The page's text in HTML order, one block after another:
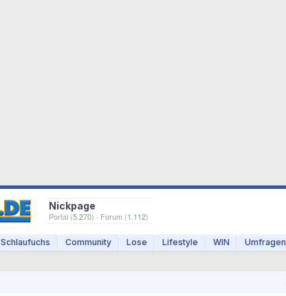
Nickpage
Portal (5.270) · Forum (1.112)
Schlaufuchs Community Lose Lifestyle WIN Umfragen